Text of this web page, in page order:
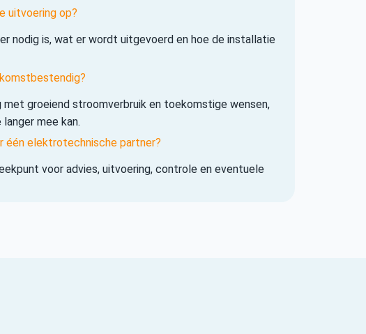
uitvoering op?
nodig is, wat er wordt uitgevoerd en hoe de installatie
met groeiend stroomverbruik en toekomstige wensen,
mee kan.
één elektrotechnische partner?
voor advies, uitvoering, controle en eventuele